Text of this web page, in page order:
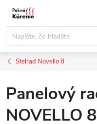
Prejsť
obsah
Stelrad Novello 8
Panelový
NOVELLO